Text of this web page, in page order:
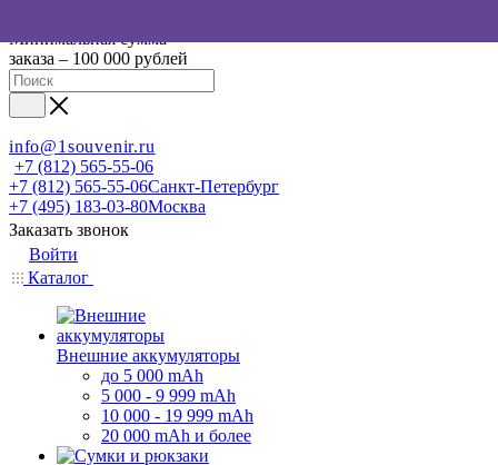
Минимальная сумма
заказа – 100 000 рублей
info@1souvenir.ru
+7 (812) 565-55-06
+7 (812) 565-55-06Санкт-Петербург
+7 (495) 183-03-80Москва
Заказать звонок
Войти
Каталог
Внешние аккумуляторы
до 5 000 mAh
5 000 - 9 999 mAh
10 000 - 19 999 mAh
20 000 mAh и более